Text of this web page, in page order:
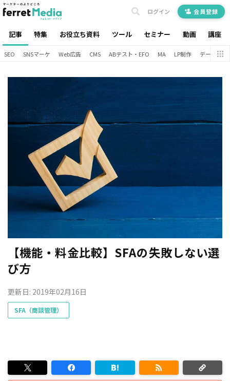
記事 特集 お役立ち資料 ツール セミナー 動画 講座
ログイン 会員登録
SEO SNSマーケ Web広告 CMS ABテスト・EFO MA LP制作 データ分析
【機能・料金比較】SFAの失敗しない選
び方
更新日: 2019年02月16日
SFA（商談管理）